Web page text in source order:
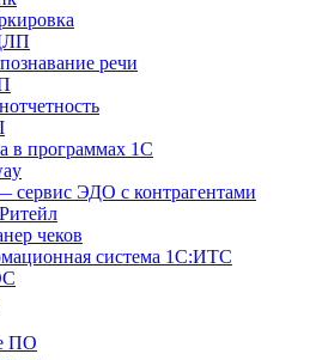
речи
в программах 1С
сервис ЭДО с контрагентами
чеков
система 1С:ИТС
ПО